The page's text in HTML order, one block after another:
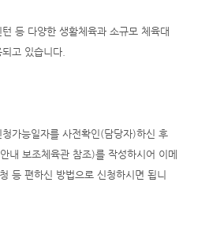
등 다양한 생활체육과 소규모 체육대
되고 있습니다.
가능일자를 사전확인(담당자)하신 후
내 보조체육관 참조)를 작성하시어 이메
등 편하신 방법으로 신청하시면 됩니